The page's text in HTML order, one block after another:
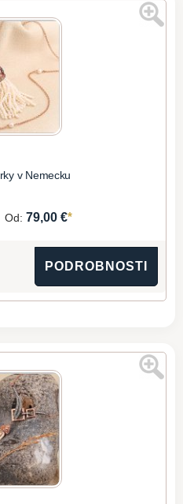
v Nemecku
Od: 79,00 €*
PODROBNOSTI